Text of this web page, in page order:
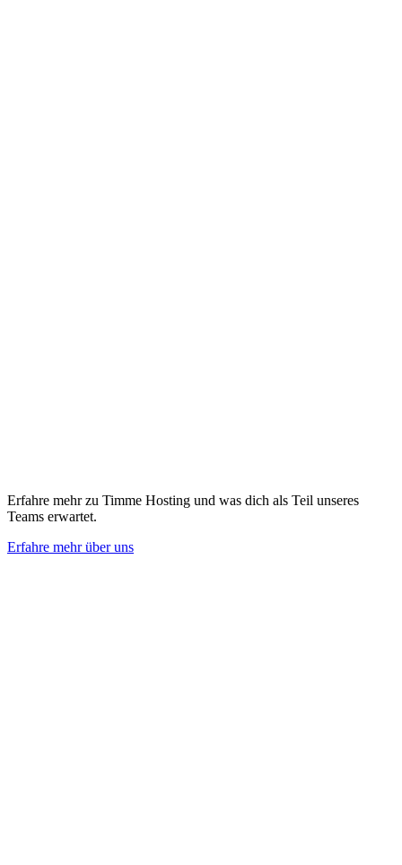
Erfahre mehr zu Timme Hosting und was dich als Teil unseres
Teams erwartet.
Erfahre mehr über uns